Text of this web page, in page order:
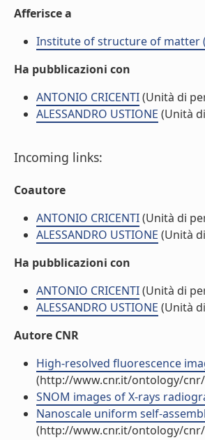
Afferisce a
Institute of structure of matter
Ha pubblicazioni con
ANTONIO CRICENTI(Unità di
ALESSANDRO USTIONE (Unità
Incoming links:
Coautore
ANTONIO CRICENTI(Unità di
ALESSANDRO USTIONE (Unità
Ha pubblicazioni con
ANTONIO CRICENTI(Unità di
ALESSANDRO USTIONE (Unità
Autore CNR
High-resolved fluorescence
(http://www.cnr.it/ontology/
SNOM images of X-rays
Nanoscale uniform self-
(http://www.cnr.it/ontology/